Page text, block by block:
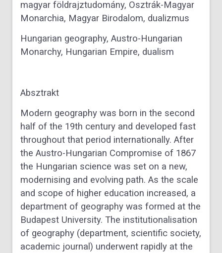
magyar földrajztudomány, Osztrák-Magyar
Monarchia, Magyar Birodalom, dualizmus
Hungarian geography, Austro-Hungarian
Monarchy, Hungarian Empire, dualism
Absztrakt
Modern geography was born in the second
half of the 19th century and developed fast
throughout that period internationally. After
the Austro-Hungarian Compromise of 1867
the Hungarian science was set on a new,
modernising and evolving path. As the scale
and scope of higher education increased, a
department of geography was formed at the
Budapest University. The institutionalisation
of geography (department, scientific society,
academic journal) underwent rapidly at the